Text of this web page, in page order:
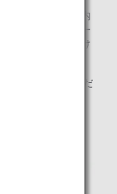
ネスクラス、国内
が広いため、シー
、ご使用いただけ
イプはご使用いただ